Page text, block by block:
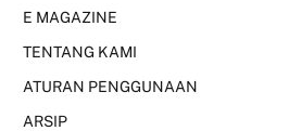
E MAGAZINE
TENTANG KAMI
ATURAN PENGGUNAAN
ARSIP